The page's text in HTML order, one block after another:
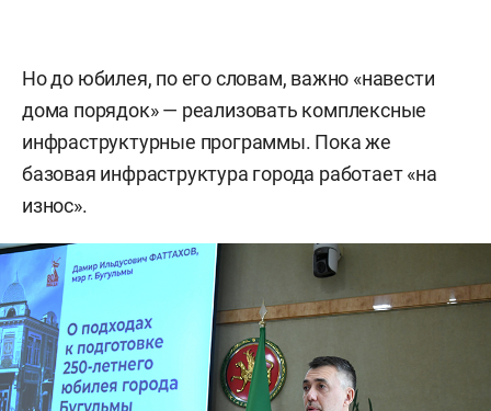
Но до юбилея, по его словам, важно «навести
дома порядок» — реализовать комплексные
инфраструктурные программы. Пока же
базовая инфраструктура города работает «на
износ».